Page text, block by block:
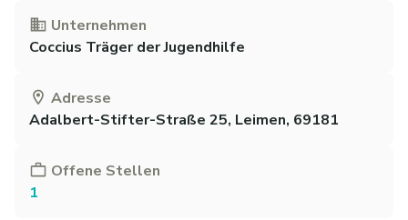
Unternehmen
Coccius Träger der Jugendhilfe
Adresse
Adalbert-Stifter-Straße 25, Leimen, 69181
Offene Stellen
1